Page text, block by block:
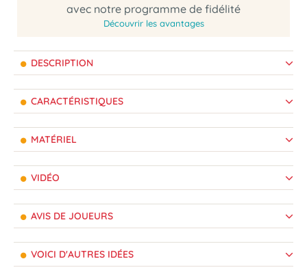
avec notre programme de fidélité
Découvrir les avantages
DESCRIPTION
CARACTÉRISTIQUES
MATÉRIEL
VIDÉO
AVIS DE JOUEURS
VOICI D'AUTRES IDÉES